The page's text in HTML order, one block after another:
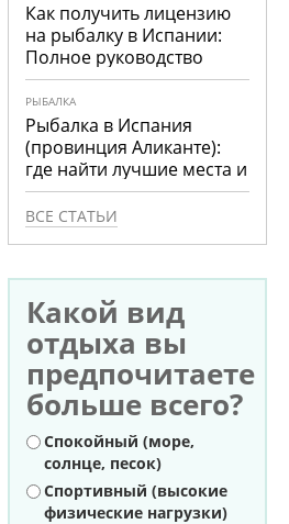
Как получить лицензию
на рыбалку в Испании:
Полное руководство
РЫБАЛКА
Рыбалка в Испания
(провинция Аликанте):
где найти лучшие места и
что ловить
ВСЕ СТАТЬИ
Какой вид
отдыха вы
предпочитаете
больше всего?
Варианты
Спокойный (море,
солнце, песок)
Спортивный (высокие
физические нагрузки)